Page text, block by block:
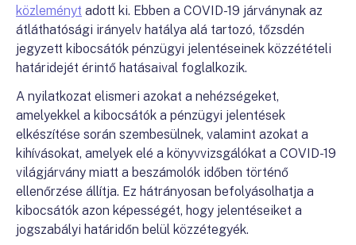
közleményt adott ki. Ebben a COVID-19 járványnak az
átláthatósági irányelv hatálya alá tartozó, tőzsdén
jegyzett kibocsátók pénzügyi jelentéseinek közzétételi
határidejét érintő hatásaival foglalkozik.
A nyilatkozat elismeri azokat a nehézségeket,
amelyekkel a kibocsátók a pénzügyi jelentések
elkészítése során szembesülnek, valamint azokat a
kihívásokat, amelyek elé a könyvvizsgálókat a COVID-19
világjárvány miatt a beszámolók időben történő
ellenőrzése állítja. Ez hátrányosan befolyásolhatja a
kibocsátók azon képességét, hogy jelentéseiket a
jogszabályi határidőn belül közzétegyék.